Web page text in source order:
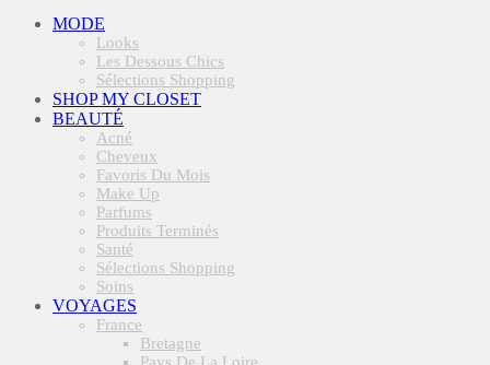
MODE
Looks
Les Dessous Chics
Sélections Shopping
SHOP MY CLOSET
BEAUTÉ
Acné
Cheveux
Favoris Du Mois
Make Up
Parfums
Produits Terminés
Santé
Sélections Shopping
Soins
VOYAGES
France
Bretagne